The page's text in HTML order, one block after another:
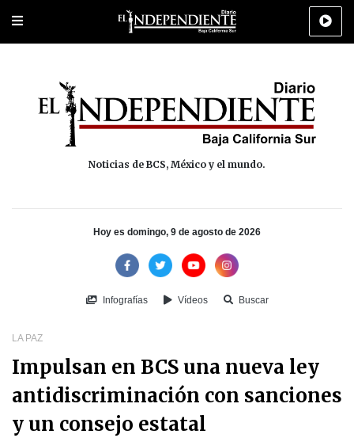
Portada Los Cabos Policiaca Deportes Cultura
Noticias de BCS, México y el mundo.
Hoy es domingo, 9 de agosto de 2026
Infografías Vídeos Buscar
LA PAZ
Impulsan en BCS una nueva ley
antidiscriminación con sanciones
y un consejo estatal